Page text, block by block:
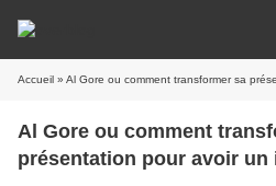
Accueil » Al Gore ou comment transformer sa
Al Gore ou comment
présentation pour avoir un